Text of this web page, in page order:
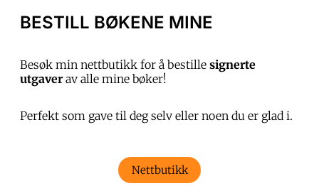
BESTILL BØKENE MINE
Besøk min nettbutikk for å bestille signerte
utgaverav alle mine bøker!
Perfekt som gave til deg selv eller noen du er glad i.
Nettbutikk